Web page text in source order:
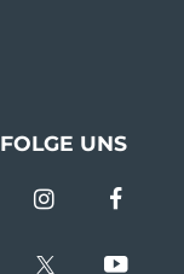
FOLGE UNS